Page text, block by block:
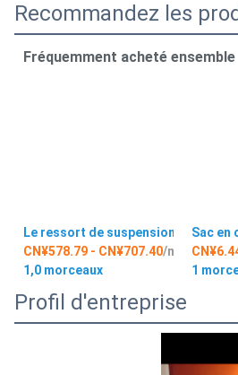
Recommandez les
Fréquemment acheté ensemble
Le ressort de suspension de l'air
CN¥578.79 - CN¥707.40/morceau
1,0 morceaux
Sac en
1
Profil d'entreprise